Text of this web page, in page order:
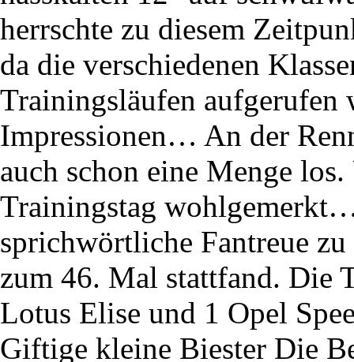
herrschte zu diesem
da die verschiedenen
Trainingsläufen aufgerufen
Impressionen… An der
auch schon eine Menge
Trainingstag
sprichwörtliche Fantreue
zum 46. Mal stattfand. Die
Lotus Elise und 1 Opel
Giftige kleine Biester Die